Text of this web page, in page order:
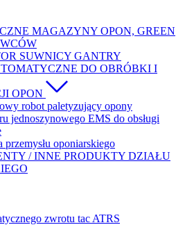
MAGAZYNY OPON, GREEN
SUWNICY GANTRY
DO OBRÓBKI I
OPON
robot paletyzujący opony
jednoszynowego EMS do obsługi
przemysłu oponiarskiego
/ INNE PRODUKTY DZIAŁU
zwrotu tac ATRS